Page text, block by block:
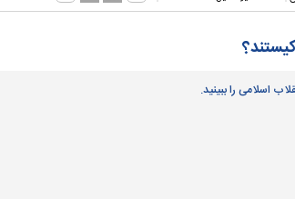
اسلامی را ببینید.